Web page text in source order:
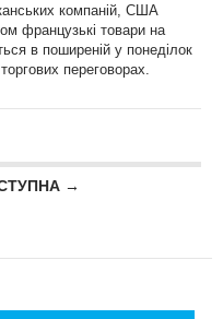
компаній, США
французькі товари на
в поширеній у понеділок
переговорах.
→